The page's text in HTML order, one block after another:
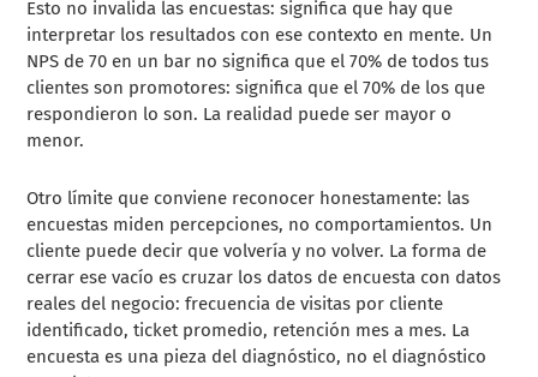
Esto no invalida las encuestas: significa que hay que
interpretar los resultados con ese contexto en mente. Un
NPS de 70 en un bar no significa que el 70% de todos tus
clientes son promotores: significa que el 70% de los que
respondieron lo son. La realidad puede ser mayor o
menor.
Otro límite que conviene reconocer honestamente: las
encuestas miden percepciones, no comportamientos. Un
cliente puede decir que volvería y no volver. La forma de
cerrar ese vacío es cruzar los datos de encuesta con datos
reales del negocio: frecuencia de visitas por cliente
identificado, ticket promedio, retención mes a mes. La
encuesta es una pieza del diagnóstico, no el diagnóstico